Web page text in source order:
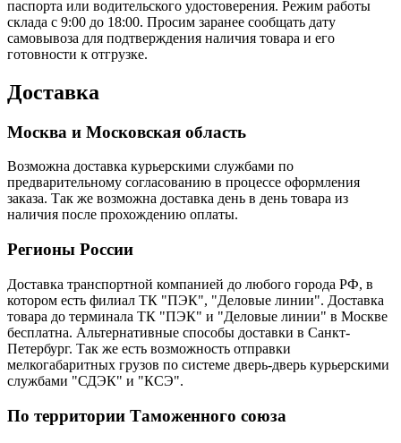
паспорта или водительского удостоверения. Режим работы
склада с 9:00 до 18:00. Просим заранее сообщать дату
самовывоза для подтверждения наличия товара и его
готовности к отгрузке.
Доставка
Москва и Московская область
Возможна доставка курьерскими службами по
предварительному согласованию в процессе оформления
заказа. Так же возможна доставка день в день товара из
наличия после прохождению оплаты.
Регионы России
Доставка транспортной компанией до любого города РФ, в
котором есть филиал ТК "ПЭК", "Деловые линии". Доставка
товара до терминала ТК "ПЭК" и "Деловые линии" в Москве
бесплатна. Альтернативные способы доставки в Санкт-
Петербург. Так же есть возможность отправки
мелкогабаритных грузов по системе дверь-дверь курьерскими
службами "СДЭК" и "КСЭ".
По территории Таможенного союза